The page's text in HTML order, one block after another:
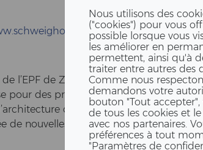
Nous utilisons des
("cookies") pour vous
possible lorsque vous
les améliorer en
permettent, ainsi qu'à
traiter entre autres des
Comme nous
demandons votre
bouton "Tout
de tous les cookies et
avec nos partenaires.
préférences à tout
"Paramètres de
​prize.org
l’EPF de Zu­rich a reçu également le
pour des pre­sta­ti­ons ex­cep­ti­on­nel­les
de l’EPF de Zu­rich con­sis­te
de nou­vel­les références en matière de